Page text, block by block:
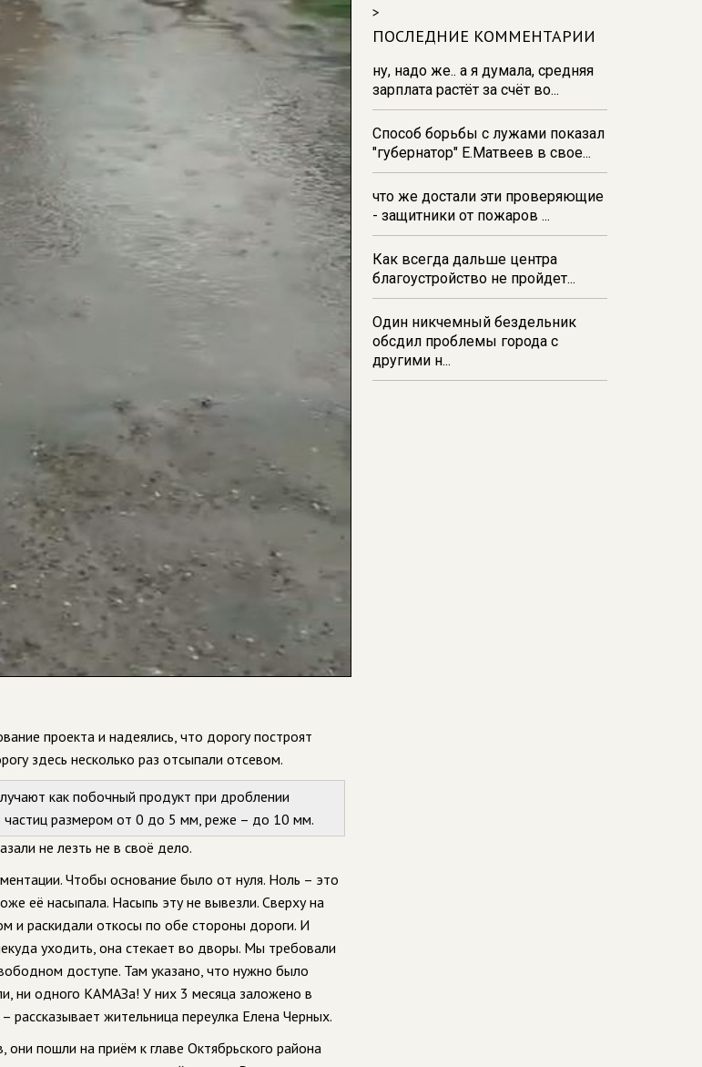
проекта и надеялись, что дорогу построят
здесь несколько раз отсыпали отсевом.
как побочный продукт при дроблении
частиц размером от 0 до 5 мм, реже – до 10 мм.
не лезть не в своё дело.
Чтобы основание было от нуля. Ноль – это
её насыпала. Насыпь эту не вывезли. Сверху на
и раскидали откосы по обе стороны дороги. И
уходить, она стекает во дворы. Мы требовали
доступе. Там указано, что нужно было
ни одного КАМАЗа! У них 3 месяца заложено в
рассказывает жительница переулка Елена Черных.
пошли на приём к главе Октябрьского района
скорости
16:55В Курске жителя
Тюменской области осудили за
незаконную перевозку
взрывчатки
16:47В Курске капремонт дорог
выполнен на 54%
>
ПОСЛЕДНИЕ КОММЕНТАРИИ
ну, надо же.. а я думала, средняя
зарплата растёт за счёт во...
Способ борьбы с лужами показал
"губернатор" Е.Матвеев в свое...
что же достали эти проверяющие
- защитники от пожаров ...
Как всегда дальше центра
благоустройство не пройдет...
Один никчемный бездельник
обсдил проблемы города с
другими н...